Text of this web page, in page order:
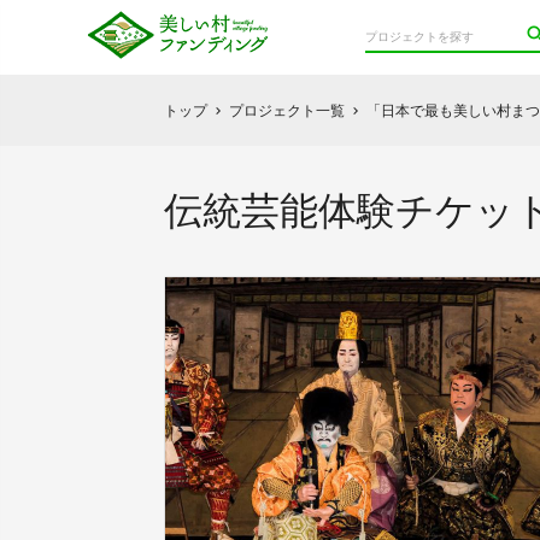
トップ chevron_right プロジェクト一覧 chevron_right 「日本で最も美しい村ま
伝統芸能体験チケッ